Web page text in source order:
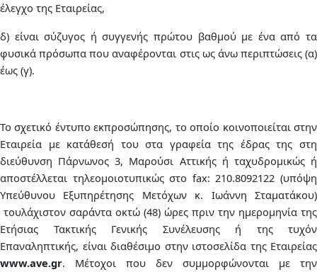
έλεγχο της Εταιρείας,
δ) είναι σύζυγος ή συγγενής πρώτου βαθμού με ένα από τα
φυσικά πρόσωπα που αναφέρονται στις ως άνω περιπτώσεις (α)
έως (γ).
Το σχετικό έντυπο εκπροσώπησης, το οποίο κοινοποιείται στην
Εταιρεία με κατάθεσή του στα γραφεία της έδρας της στη
διεύθυνση Πάρνωνος 3, Μαρούσι Αττικής ή ταχυδρομικώς ή
αποστέλλεται τηλεομοιοτυπικώς στο fax: 210.8092122 (υπόψη
Υπεύθυνου Εξυπηρέτησης Μετόχων κ. Ιωάννη Σταματάκου)
τουλάχιστον σαράντα οκτώ (48) ώρες πριν την ημερομηνία της
Ετήσιας Τακτικής Γενικής Συνέλευσης ή της τυχόν
Επαναληπτικής, είναι διαθέσιμο στην ιστοσελίδα της Εταιρείας
www.ave.gr. Μέτοχοι που δεν συμμορφώνονται με την